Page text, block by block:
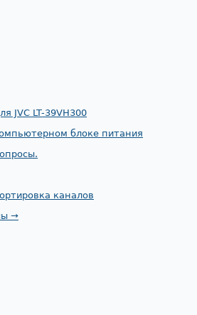
JVC LT-39VH300
блоке питания
каналов
→